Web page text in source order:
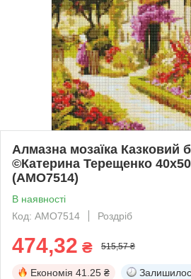
Алмазна мозаїка Казковий
©Катерина Терещенко
(AMO7514)
В наявності
Код: AMO7514
Роздріб
474,32 ₴ 515,57 ₴
Економія 41.25 ₴